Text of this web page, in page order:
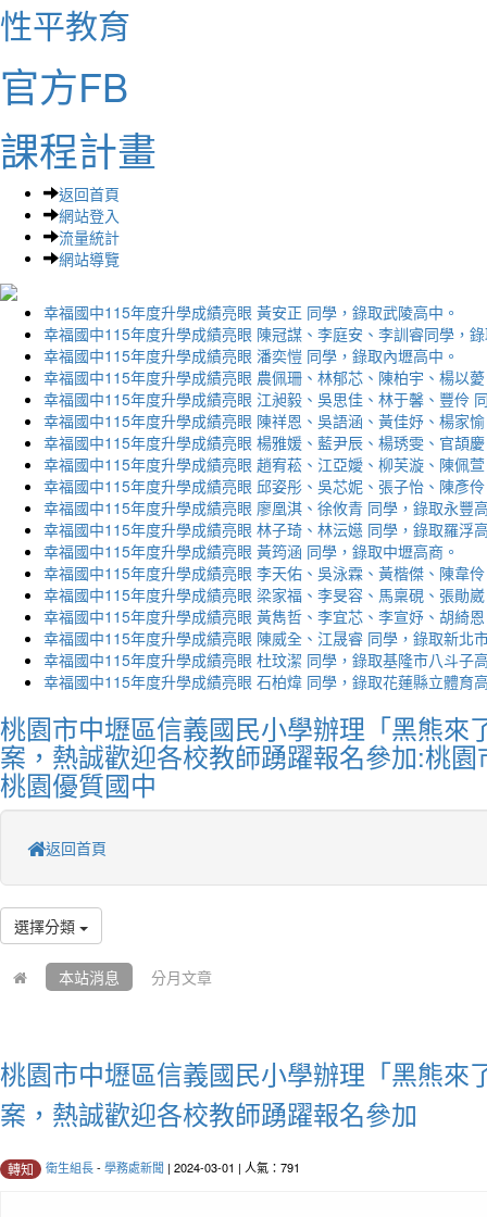
性平教育
官方FB
課程計畫
返回首頁
網站登入
流量統計
網站導覽
幸福國中115年度升學成績亮眼 黃安正 同學，錄取武陵高中。
幸福國中115年度升學成績亮眼 陳冠謀、李庭安、李訓睿同學，
幸福國中115年度升學成績亮眼 潘奕愷 同學，錄取內壢高中。
幸福國中115年度升學成績亮眼 農佩珊、林郁芯、陳柏宇、楊以
幸福國中115年度升學成績亮眼 江昶毅、吳思佳、林于馨、豐伶
幸福國中115年度升學成績亮眼 陳祥恩、吳語涵、黃佳妤、楊家
幸福國中115年度升學成績亮眼 楊雅媛、藍尹辰、楊琇雯、官頡
幸福國中115年度升學成績亮眼 趙宥菘、江亞嬡、柳芙漩、陳佩
幸福國中115年度升學成績亮眼 邱姿彤、吳芯妮、張子怡、陳彥
幸福國中115年度升學成績亮眼 廖凰淇、徐攸青 同學，錄取永豐
幸福國中115年度升學成績亮眼 林子琦、林沄嬨 同學，錄取羅浮
幸福國中115年度升學成績亮眼 黃筠涵 同學，錄取中壢高商。
幸福國中115年度升學成績亮眼 李天佑、吳泳霖、黃楷傑、陳韋
幸福國中115年度升學成績亮眼 梁家福、李旻容、馬稟硯、張勛
幸福國中115年度升學成績亮眼 黃雋哲、李宜芯、李宣妤、胡綺
幸福國中115年度升學成績亮眼 陳威全、江晟睿 同學，錄取新北
幸福國中115年度升學成績亮眼 杜玟潔 同學，錄取基隆市八斗子
幸福國中115年度升學成績亮眼 石柏煒 同學，錄取花蓮縣立體育
桃園市中壢區信義國民小學辦理「黑熊來
案，熱誠歡迎各校教師踴躍報名參加:桃
桃園優質國中
返回首頁
選擇分類
本站消息 分月文章
桃園市中壢區信義國民小學辦理「黑熊來
案，熱誠歡迎各校教師踴躍報名參加
轉知 衛生組長- 學務處新聞 | 2024-03-01 | 人氣：791